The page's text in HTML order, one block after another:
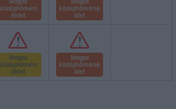
középhőmérs
éklet
középhőmérsé
klet
Magas
középhőmérs
éklet
Magas
középhőmérsé
klet